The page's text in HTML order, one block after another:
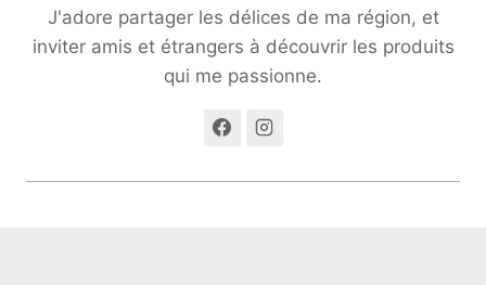
J'adore partager les délices de ma région, et
inviter amis et étrangers à découvrir les produits
qui me passionne.